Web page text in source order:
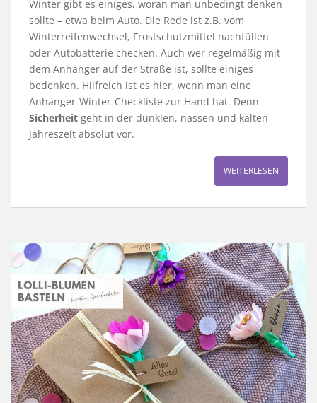
Winter gibt es einiges, woran man unbedingt denken
sollte – etwa beim Auto. Die Rede ist z.B. vom
Winterreifenwechsel, Frostschutzmittel nachfüllen
oder Autobatterie checken. Auch wer regelmäßig mit
dem Anhänger auf der Straße ist, sollte einiges
bedenken. Hilfreich ist es hier, wenn man eine
Anhänger-Winter-Checkliste zur Hand hat. Denn
Sicherheit geht in der dunklen, nassen und kalten
Jahreszeit absolut vor.
WEITERLESEN